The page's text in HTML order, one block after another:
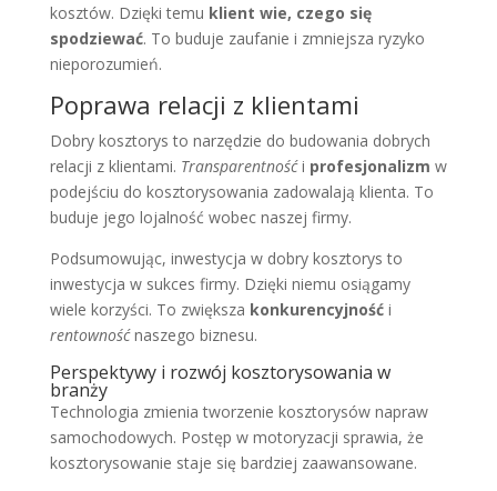
kosztów. Dzięki temu klient wie, czego się
spodziewać. To buduje zaufanie i zmniejsza ryzyko
nieporozumień.
Poprawa relacji z klientami
Dobry kosztorys to narzędzie do budowania dobrych
relacji z klientami. Transparentnośći profesjonalizm w
podejściu do kosztorysowania zadowalają klienta. To
buduje jego lojalność wobec naszej firmy.
Podsumowując, inwestycja w dobry kosztorys to
inwestycja w sukces firmy. Dzięki niemu osiągamy
wiele korzyści. To zwiększa konkurencyjnośći
rentownośćnaszego biznesu.
Perspektywy i rozwój kosztorysowania w
branży
Technologia zmienia tworzenie kosztorysów napraw
samochodowych. Postęp w motoryzacji sprawia, że
kosztorysowanie staje się bardziej zaawansowane.